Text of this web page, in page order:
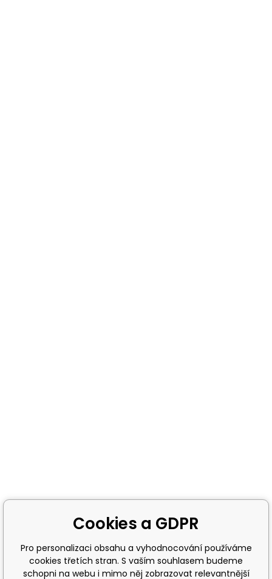
Cookies a GDPR
Pro personalizaci obsahu a vyhodnocování používáme
cookies třetích stran. S vaším souhlasem budeme
schopni na webu i mimo něj zobrazovat relevantnější